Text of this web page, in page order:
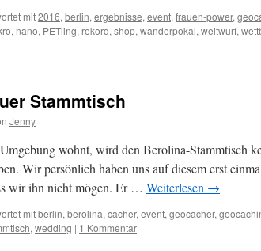
mit2016, berlin, ergebnisse, event, frauen-power,
, nano, PETling, rekord, shop, wanderpokal, weitwurf,
Stammtisch
Jenny
wohnt, wird den Berolina-Stammtisch
Wir persönlich haben uns auf diesem erst
wir ihn nicht mögen. Er … Weiterlesen →
mitberlin, berolina, cacher, event, geocacher,
, wedding | 1 Kommentar